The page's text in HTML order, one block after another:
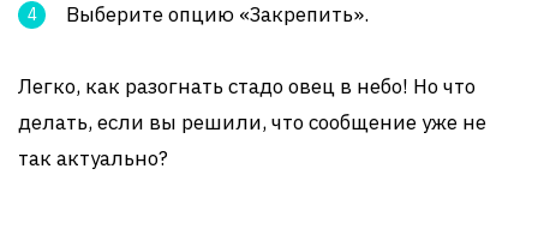
Выберите опцию «Закрепить».
Легко, как разогнать стадо овец в небо! Но что
делать, если вы решили, что сообщение уже не
так актуально?